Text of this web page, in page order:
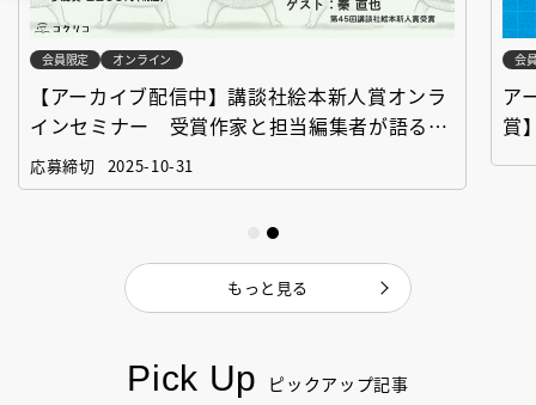
Pick Up ピックアップ記事
会員限定 オンライン
【アーカイブ配信中】講談社絵本新人賞オンラ
インセミナー 受賞作家と担当編集者が語る
「絵本創作実践講座」
応募締切 2025-10-31
会
ア
賞
もっと見る